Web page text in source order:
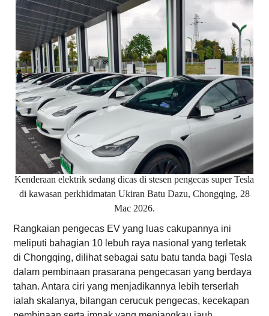
Kenderaan elektrik sedang dicas di stesen pengecas super Tesla
di kawasan perkhidmatan Ukiran Batu Dazu, Chongqing, 28
Mac 2026.
Rangkaian pengecas EV yang luas cakupannya ini
meliputi bahagian 10 lebuh raya nasional yang terletak
di Chongqing, dilihat sebagai satu batu tanda bagi Tesla
dalam pembinaan prasarana pengecasan yang berdaya
tahan. Antara ciri yang menjadikannya lebih terserlah
ialah skalanya, bilangan cerucuk pengecas, kecekapan